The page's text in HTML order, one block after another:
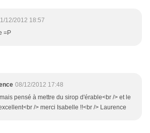
12/2012 18:57
=P
08/12/2012 17:48
pensé à mettre du sirop d'érable<br /> et le
/> merci Isabelle !!<br /> Laurence